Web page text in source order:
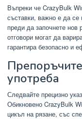
Въпреки че CrazyBulk
съставки, важно е да се
преди да започнете
отговори могат да
гарантира безопасно и
употреба
Следвайте прецизно
Обикновено CrazyBulk
цикъл на рязане, със